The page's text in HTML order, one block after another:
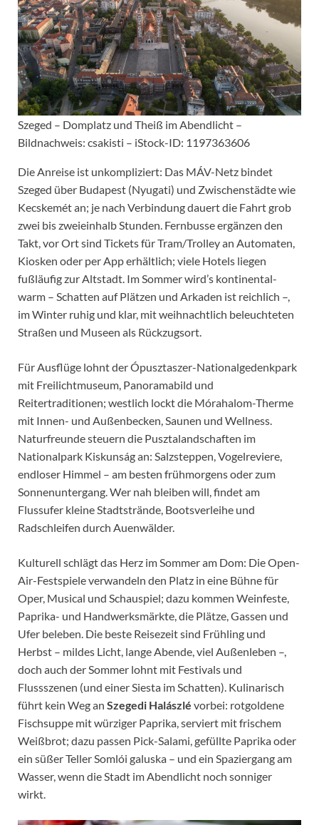
Szeged – Domplatz und Theiß im Abendlicht –
Bildnachweis: csakisti – iStock-ID: 1197363606
Die Anreise ist unkompliziert: Das MÁV-Netz bindet
Szeged über Budapest (Nyugati) und Zwischenstädte wie
Kecskemét an; je nach Verbindung dauert die Fahrt grob
zwei bis zweieinhalb Stunden. Fernbusse ergänzen den
Takt, vor Ort sind Tickets für Tram/Trolley an Automaten,
Kiosken oder per App erhältlich; viele Hotels liegen
fußläufig zur Altstadt. Im Sommer wird’s kontinental-
warm – Schatten auf Plätzen und Arkaden ist reichlich –,
im Winter ruhig und klar, mit weihnachtlich beleuchteten
Straßen und Museen als Rückzugsort.
Für Ausflüge lohnt der Ópusztaszer-Nationalgedenkpark
mit Freilichtmuseum, Panoramabild und
Reitertraditionen; westlich lockt die Mórahalom-Therme
mit Innen- und Außenbecken, Saunen und Wellness.
Naturfreunde steuern die Pusztalandschaften im
Nationalpark Kiskunság an: Salzsteppen, Vogelreviere,
endloser Himmel – am besten frühmorgens oder zum
Sonnenuntergang. Wer nah bleiben will, findet am
Flussufer kleine Stadtstrände, Bootsverleihe und
Radschleifen durch Auenwälder.
Kulturell schlägt das Herz im Sommer am Dom: Die Open-
Air-Festspiele verwandeln den Platz in eine Bühne für
Oper, Musical und Schauspiel; dazu kommen Weinfeste,
Paprika- und Handwerksmärkte, die Plätze, Gassen und
Ufer beleben. Die beste Reisezeit sind Frühling und
Herbst – mildes Licht, lange Abende, viel Außenleben –,
doch auch der Sommer lohnt mit Festivals und
Flussszenen (und einer Siesta im Schatten). Kulinarisch
führt kein Weg an Szegedi Halászlé vorbei: rotgoldene
Fischsuppe mit würziger Paprika, serviert mit frischem
Weißbrot; dazu passen Pick-Salami, gefüllte Paprika oder
ein süßer Teller Somlói galuska – und ein Spaziergang am
Wasser, wenn die Stadt im Abendlicht noch sonniger
wirkt.